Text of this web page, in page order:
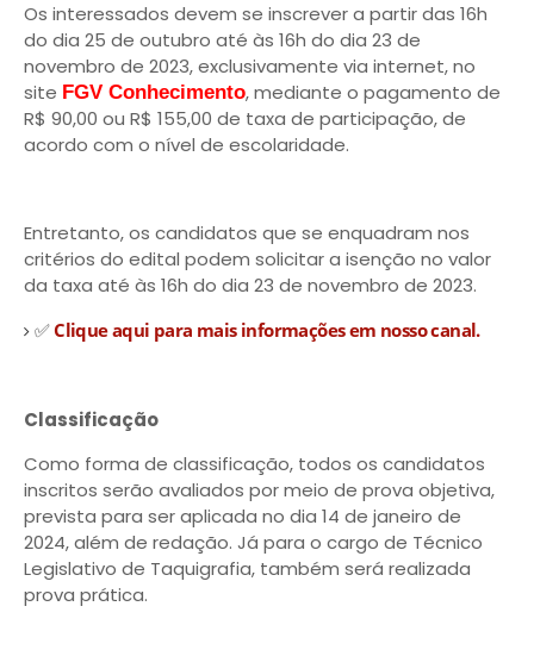
Os interessados devem se inscrever a partir das 16h
do dia 25 de outubro até às 16h do dia 23 de
novembro de 2023, exclusivamente via internet, no
site FGV Conhecimento, mediante o pagamento de
R$ 90,00 ou R$ 155,00 de taxa de participação, de
acordo com o nível de escolaridade.
Entretanto, os candidatos que se enquadram nos
critérios do edital podem solicitar a isenção no valor
da taxa até às 16h do dia 23 de novembro de 2023.
✅Clique aqui para mais informações em nosso canal.
Classificação
Como forma de classificação, todos os candidatos
inscritos serão avaliados por meio de prova objetiva,
prevista para ser aplicada no dia 14 de janeiro de
2024, além de redação. Já para o cargo de Técnico
Legislativo de Taquigrafia, também será realizada
prova prática.